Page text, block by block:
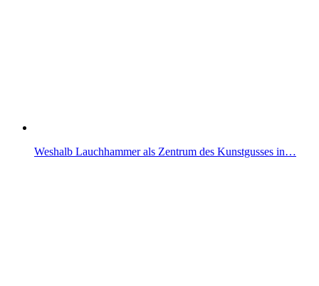
Weshalb Lauchhammer als Zentrum des Kunstgusses in…